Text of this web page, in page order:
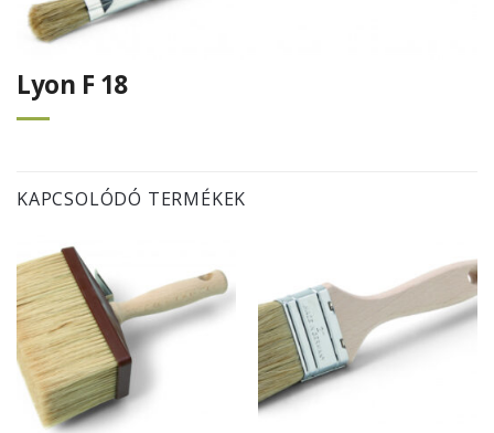
Lyon F 18
KAPCSOLÓDÓ TERMÉKEK